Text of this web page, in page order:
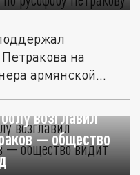
на
армянской...
возглавил
— общество